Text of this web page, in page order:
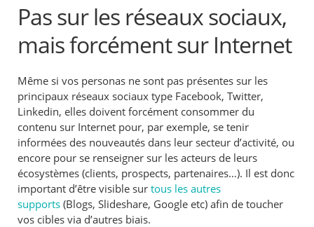
Pas sur les réseaux sociaux,
mais forcément sur Internet
Même si vos personas ne sont pas présentes sur les
principaux réseaux sociaux type Facebook, Twitter,
Linkedin, elles doivent forcément consommer du
contenu sur Internet pour, par exemple, se tenir
informées des nouveautés dans leur secteur d’activité, ou
encore pour se renseigner sur les acteurs de leurs
écosystèmes (clients, prospects, partenaires…). Il est donc
important d’être visible surtous les autres
supports (Blogs, Slideshare, Google etc) afin de toucher
vos cibles via d’autres biais.